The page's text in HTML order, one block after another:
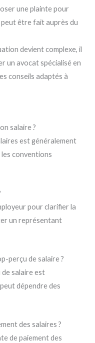
une plainte pour
être fait auprès du
devient complexe, il
un avocat spécialisé en
conseils adaptés à
salaire ?
est généralement
les conventions
pour clarifier la
un représentant
perçu de salaire ?
salaire est
dépendre des
des salaires ?
de paiement des